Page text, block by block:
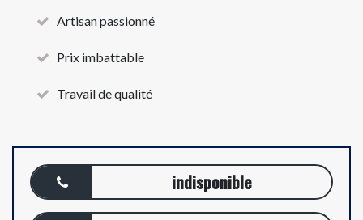
Artisan passionné
Prix imbattable
Travail de qualité
indisponible